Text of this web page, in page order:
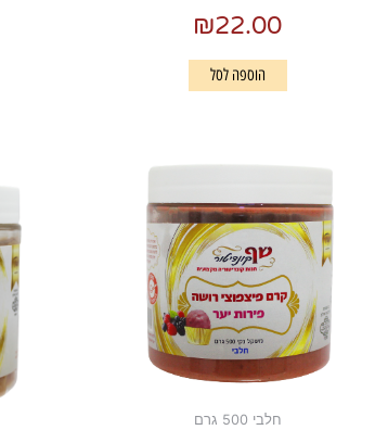
₪22.00
הוספה לסל
חלבי 500 גרם